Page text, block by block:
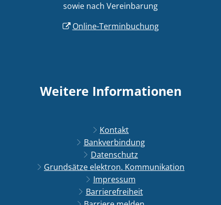
sowie nach Vereinbarung
Online-Terminbuchung
Weitere Informationen
Kontakt
Bankverbindung
Datenschutz
Grundsätze elektron. Kommunikation
Impressum
Barrierefreiheit